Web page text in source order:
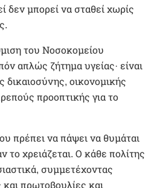
δεν μπορεί να σταθεί χωρίς
του Νοσοκομείου
απλώς ζήτημα υγείας· είναι
οικονομικής
προοπτικής για το
πρέπει να πάψει να θυμάται
το χρειάζεται. Ο κάθε πολίτης
συμμετέχοντας
πρωτοβουλίες και